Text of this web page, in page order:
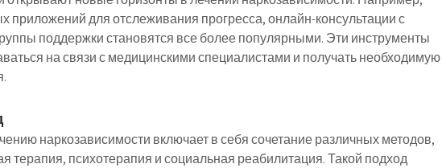
приложений для отслеживания прогресса, онлайн-консультации с
поддержки становятся все более популярными. Эти инструменты
на связи с медицинскими специалистами и получать необходимую
наркозависимости включает в себя сочетание различных методов,
терапия, психотерапия и социальная реабилитация. Такой подход